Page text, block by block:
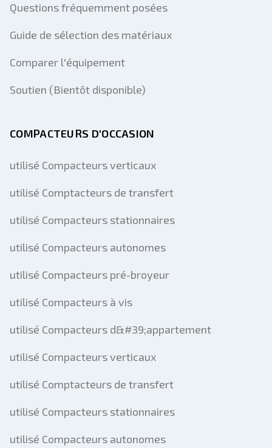
Questions fréquemment posées
Guide de sélection des matériaux
Comparer l'équipement
Soutien (Bientôt disponible)
COMPACTEURS D'OCCASION
utilisé Compacteurs verticaux
utilisé Comptacteurs de transfert
utilisé Compacteurs stationnaires
utilisé Compacteurs autonomes
utilisé Compacteurs pré-broyeur
utilisé Compacteurs à vis
utilisé Compacteurs d&#39;appartement
utilisé Compacteurs verticaux
utilisé Comptacteurs de transfert
utilisé Compacteurs stationnaires
utilisé Compacteurs autonomes